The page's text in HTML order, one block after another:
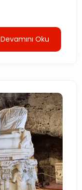
Devamını Oku